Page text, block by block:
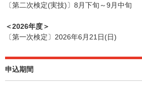
〔第二次検定(実技)〕8月下旬～9月中旬
＜2026年度＞
〔第一次検定〕2026年6月21日(日)
申込期間